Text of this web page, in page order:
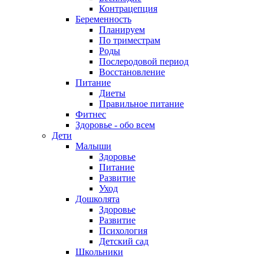
Контрацепция
Беременность
Планируем
По триместрам
Роды
Послеродовой период
Восстановление
Питание
Диеты
Правильное питание
Фитнес
Здоровье - обо всем
Дети
Малыши
Здоровье
Питание
Развитие
Уход
Дошколята
Здоровье
Развитие
Психология
Детский сад
Школьники